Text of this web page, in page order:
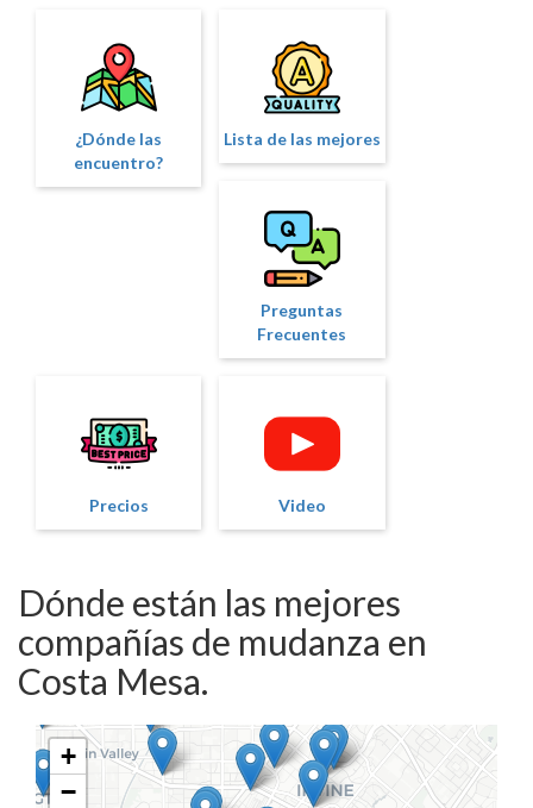
¿Dónde las
encuentro?
Lista de las mejores
Preguntas
Frecuentes
Precios Video
Dónde están las mejores
compañías de mudanza en
Costa Mesa.
+
−